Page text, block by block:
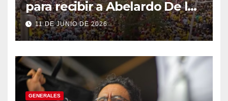
para recibir a Abelardo De la
Espriella
11 DE JUNIO DE 2026
GENERALES